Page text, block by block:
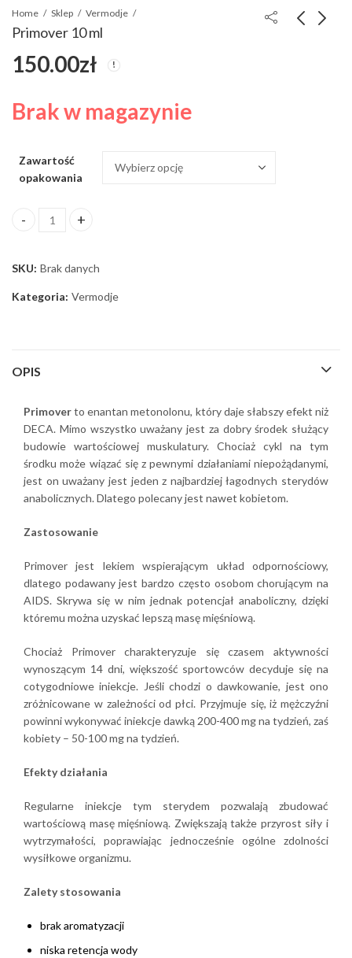
Home Sklep Vermodje
Primover 10 ml
150.00zł
Brak w magazynie
Zawartość
opakowania
Primover 10 ml ilość
SKU: Brak danych
Kategoria: Vermodje
OPIS
Primoverto enantan metonolonu, który daje słabszy efekt niż
DECA. Mimo wszystko uważany jest za dobry środek służący
budowie wartościowej muskulatury. Chociaż cykl na tym
środku może wiązać się z pewnymi działaniami niepożądanymi,
jest on uważany jest jeden z najbardziej łagodnych sterydów
anabolicznych. Dlatego polecany jest nawet kobietom.
Zastosowanie
Primover jest lekiem wspierającym układ odpornościowy,
dlatego podawany jest bardzo często osobom chorującym na
AIDS. Skrywa się w nim jednak potencjał anaboliczny, dzięki
któremu można uzyskać lepszą masę mięśniową.
Chociaż Primover charakteryzuje się czasem aktywności
wynoszącym 14 dni, większość sportowców decyduje się na
cotygodniowe iniekcje. Jeśli chodzi o dawkowanie, jest ono
zróżnicowane w zależności od płci. Przyjmuje się, iż mężczyźni
powinni wykonywać iniekcje dawką 200-400 mg na tydzień, zaś
kobiety – 50-100 mg na tydzień.
Efekty działania
Regularne iniekcje tym sterydem pozwalają zbudować
wartościową masę mięśniową. Zwiększają także przyrost siły i
wytrzymałości, poprawiając jednocześnie ogólne zdolności
wysiłkowe organizmu.
Zalety stosowania
brak aromatyzacji
niska retencja wody